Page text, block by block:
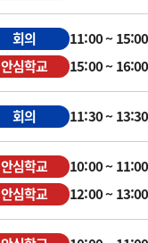
회의 11:00 ~ 15:00
안심학교
15:00 ~ 16:00
회의 11:30 ~ 13:30
안심학교 10:00 ~ 11:00
안심학교
12:00 ~ 13:00